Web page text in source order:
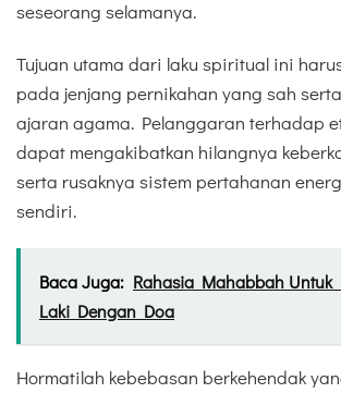
seseorang selamanya.
Tujuan utama dari laku spiritual ini
pada jenjang pernikahan yang sah
ajaran agama. Pelanggaran terhadap
dapat mengakibatkan hilangnya
serta rusaknya sistem pertahanan
sendiri.
Baca Juga: Rahasia Mahabbah Untuk
Laki Dengan Doa
Hormatilah kebebasan berkehendak